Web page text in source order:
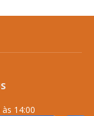
14:00